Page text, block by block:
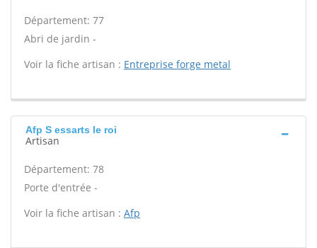
Département: 77
Abri de jardin -
Voir la fiche artisan : Entreprise forge metal
Afp S essarts le roi
Artisan
Département: 78
Porte d'entrée -
Voir la fiche artisan : Afp